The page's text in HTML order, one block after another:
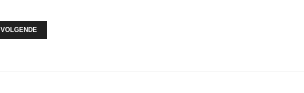
VOLGENDE ARTIKEL: JAAP LODDERS OVER DE EFFECTEN VAN VERKIEZINGEN IN
VOLGENDE